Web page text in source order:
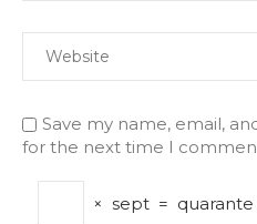
Save my name, email,
for the next time I
× sept =